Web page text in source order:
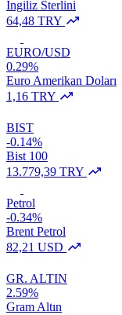
İngiliz Sterlini
64,48 TRY
EURO/USD
0.29%
Euro Amerikan Doları
1,16 TRY
BIST
-0.14%
Bist 100
13.779,39 TRY
Petrol
-0.34%
Brent Petrol
82,21 USD
GR. ALTIN
2.59%
Gram Altın